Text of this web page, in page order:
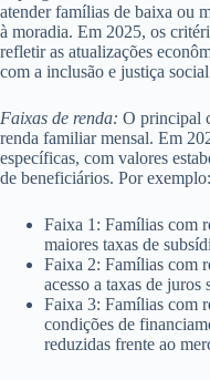
atender famílias de baixa ou
à moradia. Em 2025, os
refletir as atualizações
com a inclusão e justiça
Faixas de renda: O principal
renda familiar mensal. Em
específicas, com valores
de beneficiários. Por exemplo:
Faixa 1: Famílias com
maiores taxas de
Faixa 2: Famílias com
acesso a taxas de juros
Faixa 3: Famílias com
condições de
reduzidas frente ao